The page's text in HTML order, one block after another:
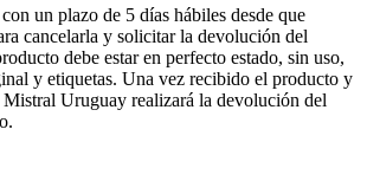
un plazo de 5 días hábiles desde que
cancelarla y solicitar la devolución del
debe estar en perfecto estado, sin uso,
y etiquetas. Una vez recibido el producto y
Uruguay realizará la devolución del